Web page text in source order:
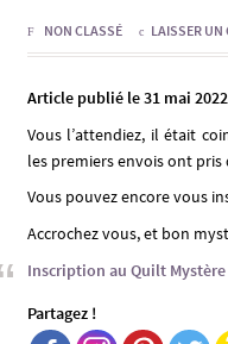
NON CLASSÉ LAISSER UN
Article publié le 31 mai
Vous l’attendiez, il était
les premiers envois ont
Vous pouvez encore vous
Accrochez vous, et bon
Inscription au Quilt Mystère
Partagez !